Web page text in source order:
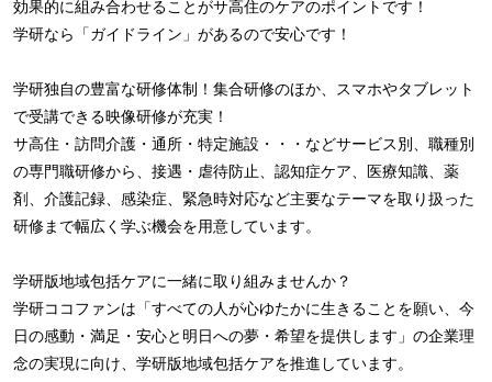
効果的に組み合わせることがサ高住のケアのポイントです！
学研なら「ガイドライン」があるので安心です！
学研独自の豊富な研修体制！集合研修のほか、スマホやタブレット
で受講できる映像研修が充実！
サ高住・訪問介護・通所・特定施設・・・などサービス別、職種別
の専門職研修から、接遇・虐待防止、認知症ケア、医療知識、薬
剤、介護記録、感染症、緊急時対応など主要なテーマを取り扱った
研修まで幅広く学ぶ機会を用意しています。
学研版地域包括ケアに一緒に取り組みませんか？
学研ココファンは「すべての人が心ゆたかに生きることを願い、今
日の感動・満足・安心と明日への夢・希望を提供します」の企業理
念の実現に向け、学研版地域包括ケアを推進しています。